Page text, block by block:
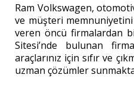
Ram Volkswagen,
ve müşteri
veren öncü firmalardan
Sitesi’nde bulunan
araçlarınız için sıfır ve
uzman çözümler